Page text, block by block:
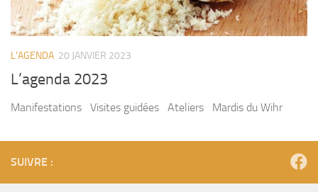
L'AGENDA 20 JANVIER 2023
L’agenda 2023
Manifestations Visites guidées Ateliers Mardis du Wihr
SUIVRE :